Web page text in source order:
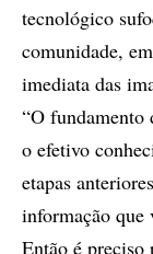
tecnológico
comunidade,
imediata das
“O fundamento
o efetivo
etapas
informação que
Então é preciso